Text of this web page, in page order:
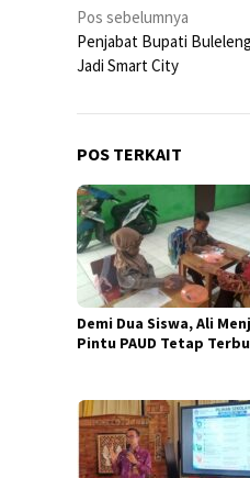
Navigasi
pos
Pos sebelumnya
Penjabat Bupati
Jadi Smart City
POS TERKAIT
Demi Dua Siswa, Ali
Pintu PAUD Tetap